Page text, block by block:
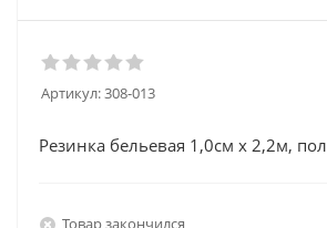
Артикул:308-013
Резинка бельевая 1,0см х 2,2м,
Товар закончился